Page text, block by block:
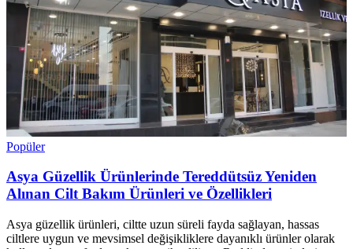
Popüler
Asya Güzellik Ürünlerinde Tereddütsüz Yeniden
Alınan Cilt Bakım Ürünleri ve Özellikleri
Asya güzellik ürünleri, ciltte uzun süreli fayda sağlayan, hassas
ciltlere uygun ve mevsimsel değişikliklere dayanıklı ürünler olarak